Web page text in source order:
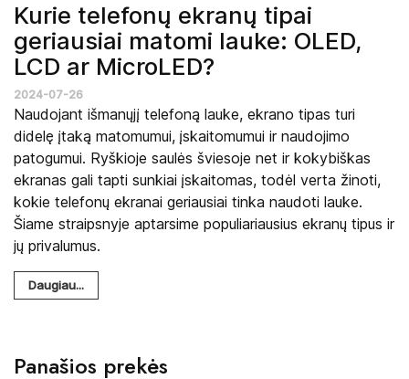
Kurie telefonų ekranų tipai
geriausiai matomi lauke: OLED,
LCD ar MicroLED?
2024-07-26
Naudojant išmanųjį telefoną lauke, ekrano tipas turi
didelę įtaką matomumui, įskaitomumui ir naudojimo
patogumui. Ryškioje saulės šviesoje net ir kokybiškas
ekranas gali tapti sunkiai įskaitomas, todėl verta žinoti,
kokie telefonų ekranai geriausiai tinka naudoti lauke.
Šiame straipsnyje aptarsime populiariausius ekranų tipus ir
jų privalumus.
Daugiau...
Panašios prekės